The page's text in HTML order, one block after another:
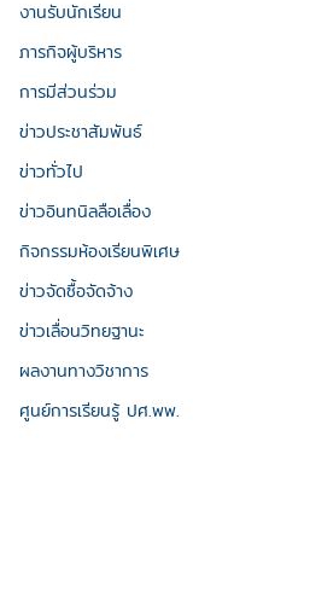
งานรับนักเรียน
ภารกิจผู้บริหาร
การมีส่วนร่วม
ข่าวประชาสัมพันธ์
ข่าวทั่วไป
ข่าวอินทนิลลือเลื่อง
กิจกรรมห้องเรียนพิเศษ
ข่าวจัดซื้อจัดจ้าง
ข่าวเลื่อนวิทยฐานะ
ผลงานทางวิชาการ
ศูนย์การเรียนรู้ ปศ.พพ.